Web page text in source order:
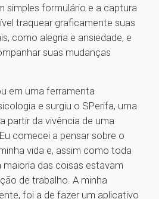
simples formulário e a captura
traquear graficamente suas
como alegria e ansiedade, e
suas mudanças
em uma ferramenta
e surgiu o SPerifa, uma
partir da vivência de uma
comecei a pensar sobre o
vida e, assim como toda
maioria das coisas estavam
de trabalho. A minha
foi a de fazer um aplicativo